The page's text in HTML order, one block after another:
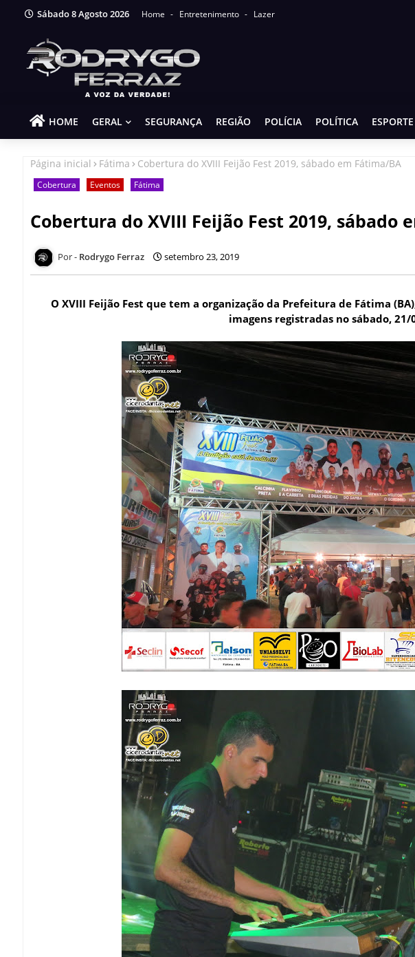
Sábado 8 Agosto 2026 Home Entretenimento Lazer
HOME GERAL SEGURANÇA REGIÃO POLÍCIA POLÍTICA ESPORTE
Página inicial Fátima Cobertura do XVIII Feijão Fest 2019, sábado em Fátima/BA
Cobertura Eventos Fátima
Cobertura do XVIII Feijão Fest 2019, sábado
Rodrygo Ferraz setembro 23, 2019
O XVIII Feijão Fest que tem a organização da Prefeitura de Fátima
imagens registradas no sábado, 21/